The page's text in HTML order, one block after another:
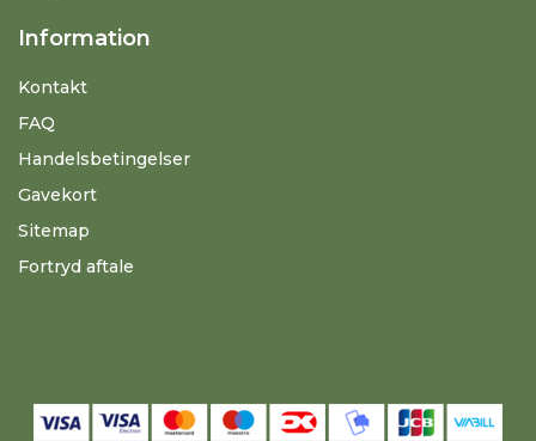
Information
Kontakt
FAQ
Handelsbetingelser
Gavekort
Sitemap
Fortryd aftale